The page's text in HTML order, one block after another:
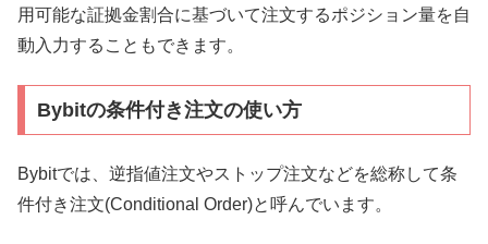
用可能な証拠金割合に基づいて注文するポジション量を自
動入力することもできます。
Bybitの条件付き注文の使い方
Bybitでは、逆指値注文やストップ注文などを総称して条
件付き注文(Conditional Order)と呼んでいます。